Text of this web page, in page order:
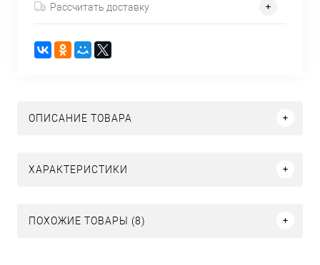
Рассчитать доставку
ОПИСАНИЕ ТОВАРА
ХАРАКТЕРИСТИКИ
ПОХОЖИЕ ТОВАРЫ (8)